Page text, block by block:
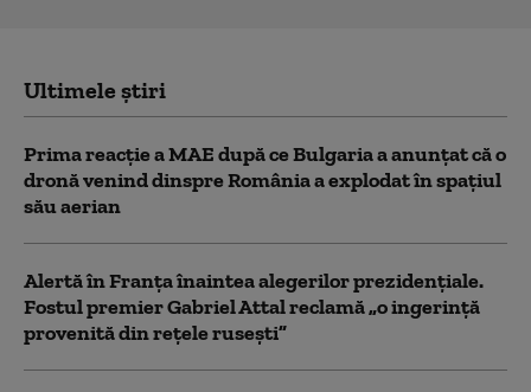
Ultimele știri
Prima reacție a MAE după ce Bulgaria a anunţat că o
dronă venind dinspre România a explodat în spaţiul
său aerian
Alertă în Franța înaintea alegerilor prezidențiale.
Fostul premier Gabriel Attal reclamă „o ingerință
provenită din rețele rusești”